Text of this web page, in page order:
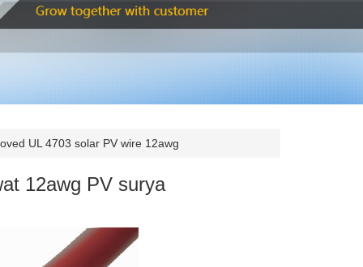
UL 4703 solar PV wire 12awg
12awg PV surya